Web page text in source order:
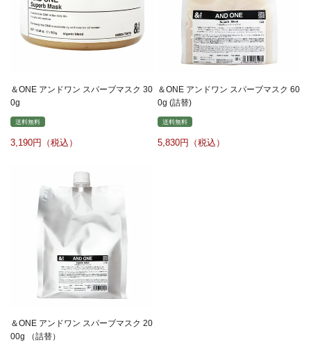
＆ONE アンドワン スパーブマスク 30
0g
送料無料
3,190
＆ONE アンドワン スパーブマスク 60
0g (詰替)
送料無料
5,830
＆ONE アンドワン スパーブマスク 20
00g （詰替）